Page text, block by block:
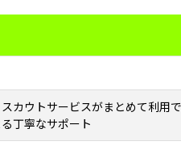
カウトサービスがまとめて利用
丁寧なサポート